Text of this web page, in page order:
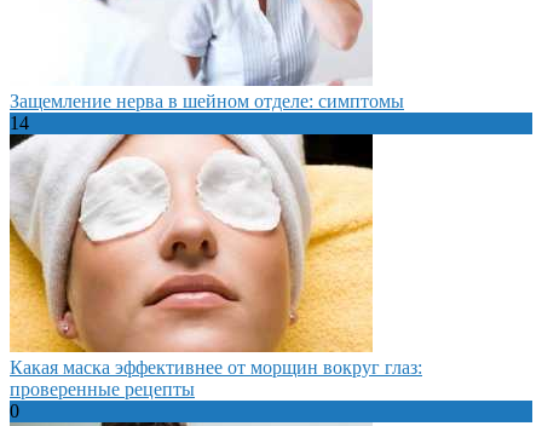
Защемление нерва в шейном отделе: симптомы
14
Какая маска эффективнее от морщин вокруг глаз:
проверенные рецепты
0